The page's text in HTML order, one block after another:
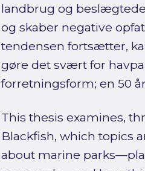
landbrug og
og skaber negative
tendensen fortsætter,
gøre det svært for
forretningsform; en 50
This thesis examines,
Blackfish, which topics
about marine